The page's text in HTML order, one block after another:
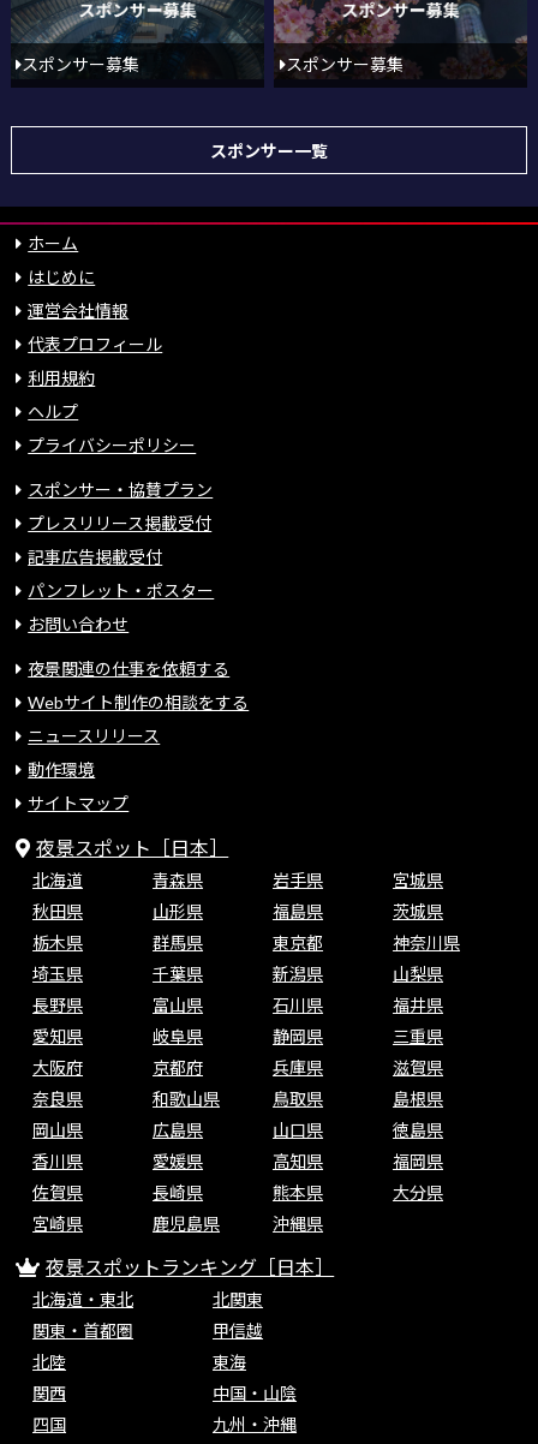
スポンサー募集 スポンサー募集
スポンサー一覧
ホーム
はじめに
運営会社情報
代表プロフィール
利用規約
ヘルプ
プライバシーポリシー
スポンサー・協賛プラン
プレスリリース掲載受付
記事広告掲載受付
パンフレット・ポスター
お問い合わせ
夜景関連の仕事を依頼する
Webサイト制作の相談をする
ニュースリリース
動作環境
サイトマップ
夜景スポット［日本］
北海道 青森県 岩手県
宮城県
秋田県
山形県 福島県
茨城県
栃木県
群馬県 東京都
神奈川県
埼玉県
千葉県 新潟県
山梨県
長野県
富山県 石川県
福井県
愛知県
岐阜県 静岡県
三重県
大阪府
京都府 兵庫県
滋賀県
奈良県
和歌山県 鳥取県
島根県
岡山県
広島県 山口県
徳島県
香川県
愛媛県 高知県
福岡県
佐賀県
長崎県 熊本県
大分県
宮崎県
鹿児島県 沖縄県
夜景スポットランキング［日本］
北海道・東北
北関東
関東・首都圏
甲信越
北陸
東海
関西
中国・山陰
四国
九州・沖縄